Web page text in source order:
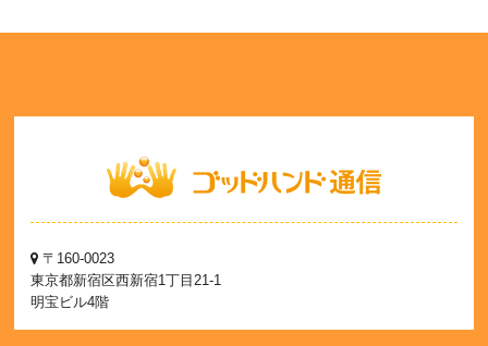
〒160-0023
東京都新宿区西新宿1丁目21-1
明宝ビル4階